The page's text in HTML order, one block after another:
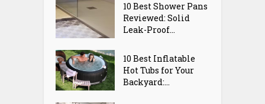
10 Best Shower Pans
Reviewed: Solid
Leak-Proof...
10 Best Inflatable
Hot Tubs for Your
Backyard:...